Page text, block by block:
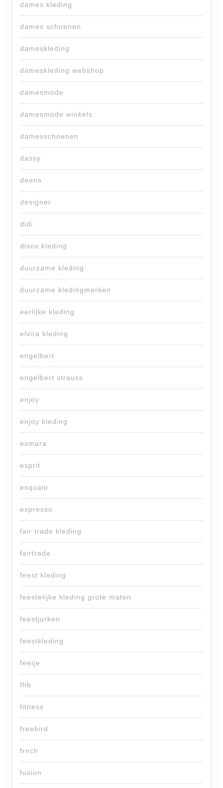
dames kleding
dames schoenen
dameskleding
dameskleding webshop
damesmode
damesmode winkels
damesschoenen
dassy
deens
designer
didi
disco kleding
duurzame kleding
duurzame kledingmerken
eerlijke kleding
elvira kleding
engelbert
engelbert strauss
enjoy
enjoy kleding
esmara
esprit
esqualo
expresso
fair trade kleding
fairtrade
feest kleding
feestelijke kleding grote maten
feestjurken
feestkleding
feetje
fhb
fitness
freebird
frnch
fusion